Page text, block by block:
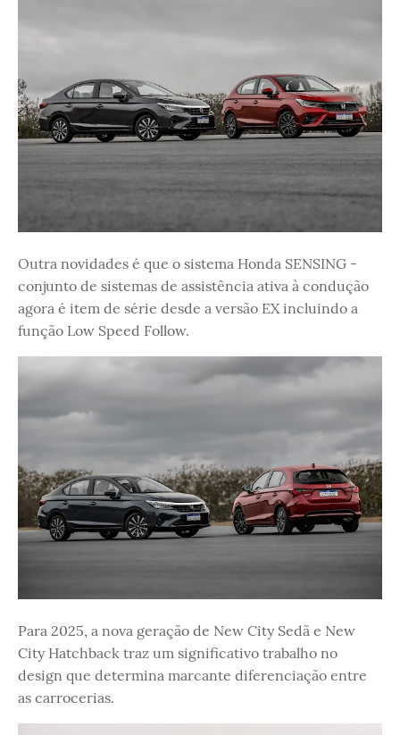
Outra novidades é que o sistema Honda SENSING -
conjunto de sistemas de assistência ativa à condução
agora é item de série desde a versão EX incluindo a
função Low Speed Follow.
Para 2025, a nova geração de New City Sedã e New
City Hatchback traz um significativo trabalho no
design que determina marcante diferenciação entre
as carrocerias.